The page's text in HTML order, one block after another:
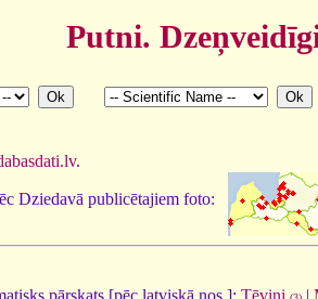
Putni.
.
Dziedavā publicētajiem foto:
pārskats [pēc latviskā nos.]: Tēviņi |